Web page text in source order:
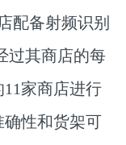
配备射频识别
过其商店的每
家商店进行
性和货架可